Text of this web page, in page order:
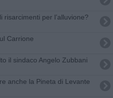
risarcimenti per l’alluvione?
Carrione
il sindaco Angelo Zubbani
anche la Pineta di Levante